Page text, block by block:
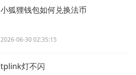
小狐狸钱包如何兑换法币
2026-06-30 02:35:15
tplink灯不闪